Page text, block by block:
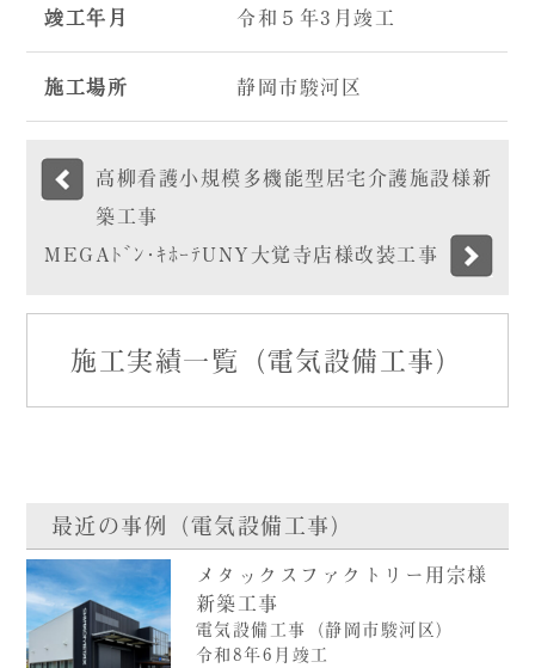
竣工年月 令和５年3月竣工
施工場所 静岡市駿河区
高柳看護小規模多機能型居宅介護施設様新
築工事
MEGAﾄﾞﾝ･ｷﾎｰﾃUNY大覚寺店様改装工事
施工実績一覧（電気設備工事）
最近の事例（電気設備工事）
メタックスファクトリー用宗様
新築工事
電気設備工事（静岡市駿河区）
令和8年6月竣工